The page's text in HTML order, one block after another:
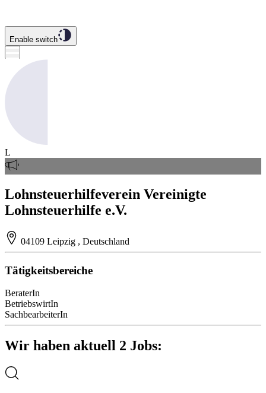
Enable switch
L
Lohnsteuerhilfeverein Vereinigte
Lohnsteuerhilfe e.V.
04109 Leipzig , Deutschland
Tätigkeitsbereiche
BeraterIn
BetriebswirtIn
SachbearbeiterIn
Wir haben aktuell 2 Jobs: